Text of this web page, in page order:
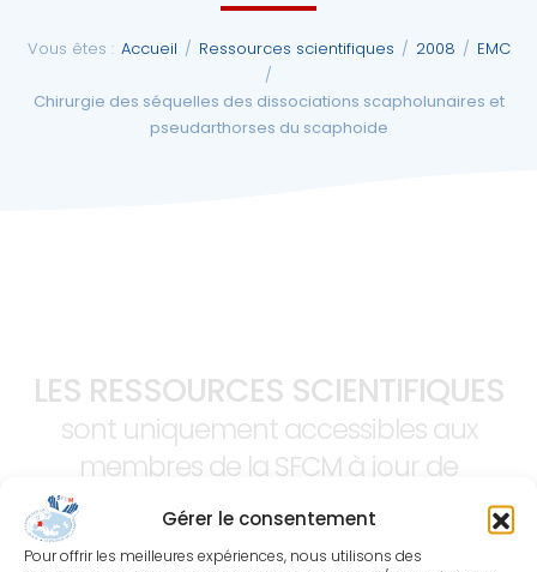
Gérer le consentement
Pour offrir les meilleures expériences, nous utilisons des
Vous êtes : Accueil / Ressources scientifiques / 2008 / EMC
/
Chirurgie des séquelles des dissociations scapholunaires et
pseudarthorses du scaphoide
LES RESSOURCES SCIENTIFIQUES
sont uniquement accessibles aux
membres de la SFCM à jour de
cotisation.
Formations